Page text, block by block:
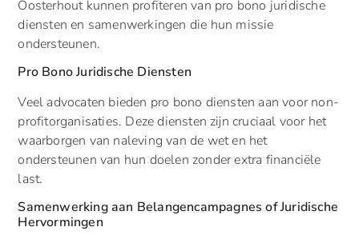
Oosterhout kunnen profiteren van pro bono juridische
diensten en samenwerkingen die hun missie
ondersteunen.
Pro Bono Juridische Diensten
Veel advocaten bieden pro bono diensten aan voor non-
profitorganisaties. Deze diensten zijn cruciaal voor het
waarborgen van naleving van de wet en het
ondersteunen van hun doelen zonder extra financiële
last.
Samenwerking aan Belangencampagnes of Juridische
Hervormingen